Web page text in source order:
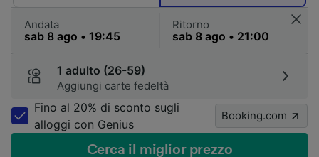
Andata Ritorno
1 adulto (26-59)
Aggiungi carte fedeltà
Fino al 20% di sconto sugli
alloggi con Genius
Booking.com
Cerca il miglior prezzo